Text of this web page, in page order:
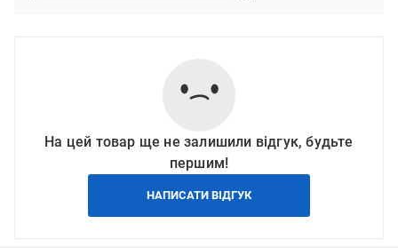
На цей товар ще не залишили відгук, будьте
першим!
НАПИСАТИ ВІДГУК